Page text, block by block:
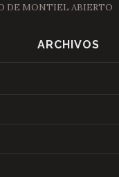
DE MONTIEL ABIERTO
ARCHIVOS